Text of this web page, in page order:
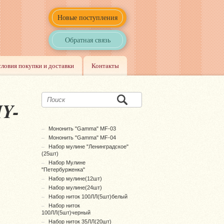
Новые поступления
Обратная связь
покупки и доставки Контакты
Мононить "Gamma" MF-03
Мононить "Gamma" MF-04
Набор мулине "Ленинградское"
(25шт)
Набор Мулине
"Петербурженка"
Набор мулине(12шт)
Набор мулине(24шт)
Набор ниток 100ЛЛ(5шт)белый
Набор ниток
100ЛЛ(5шт)черный
Набор ниток 35ЛЛ(20шт)